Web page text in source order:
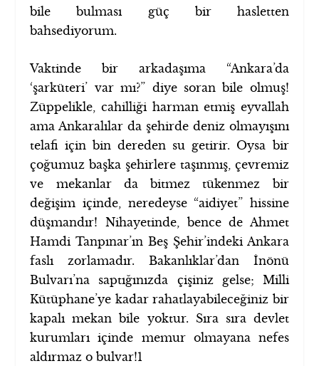
bile bulması güç bir hasletten
bahsediyorum.
Vaktinde bir arkadaşıma “Ankara’da
‘şarküteri’ var mı?” diye soran bile olmuş!
Züppelikle, cahilliği harman etmiş eyvallah
ama Ankaralılar da şehirde deniz olmayışını
telafi için bin dereden su getirir. Oysa bir
çoğumuz başka şehirlere taşınmış, çevremiz
ve mekanlar da bitmez tükenmez bir
değişim içinde, neredeyse “aidiyet” hissine
düşmandır! Nihayetinde, bence de Ahmet
Hamdi Tanpınar’ın Beş Şehir’indeki Ankara
faslı zorlamadır. Bakanlıklar’dan İnönü
Bulvarı’na saptığınızda çişiniz gelse; Milli
Kütüphane’ye kadar rahatlayabileceğiniz bir
kapalı mekan bile yoktur. Sıra sıra devlet
kurumları içinde memur olmayana nefes
aldırmaz o bulvar!1